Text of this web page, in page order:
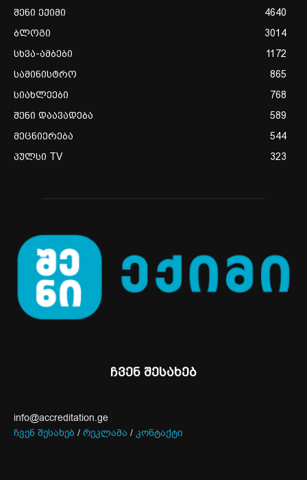
შენი ექიმი
4640
ბლოგი
3014
სხვა-ამბები
1172
სამინისტრო
865
სიახლეები
768
შენი დაავადება
589
მეცნიერება
544
პულსი TV
323
ჩვენ შესახებ
info@accreditation.ge
ჩვენ შესახებ / რეკლამა / კონტაქტი